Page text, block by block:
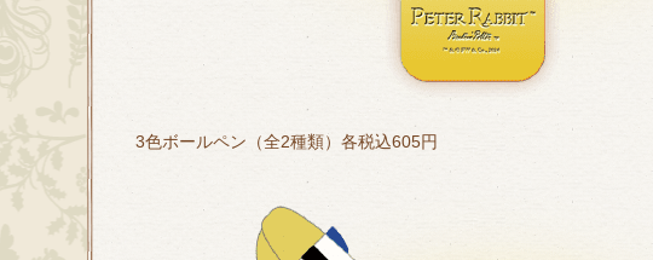
3色ボールペン（全2種類）各税込605円